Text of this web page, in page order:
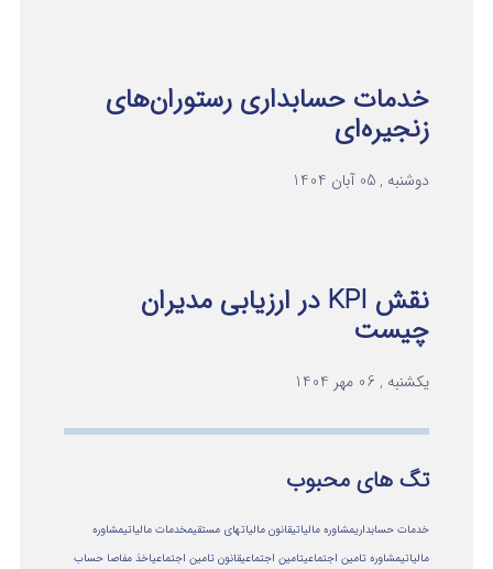
خدمات حسابداری رستوران‌های
زنجیره‌ای
دوشنبه , 05 آبان 1404
نقش KPI در ارزیابی مدیران
چیست
یکشنبه , 06 مهر 1404
تگ های محبوب
خدمات حسابداریمشاوره مالیاتیقانون مالیاتهای مستقیمخدمات مالیاتیمشاوره
مالياتيمشاوره تامین اجتماعیتامین اجتماعیقانون تامین اجتماعیاخذ مفاصا حساب